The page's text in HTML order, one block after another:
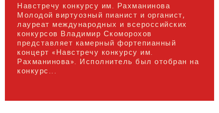
Навстречу конкурсу им. Рахманинова
Молодой виртуозный пианист и органист,
лауреат международных и всероссийских
конкурсов Владимир Скоморохов
представляет камерный фортепианный
концерт «Навстречу конкурсу им.
Рахманинова». Исполнитель был отобран на
конкурс...